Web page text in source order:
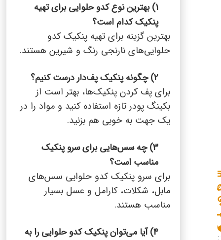
1) بهترین نوع کدو حلوایی برای تهیه
پنکیک کدام است؟
بهترین گزینه برای تهیه پنکیککدو
حلوایی‌های نارنجی رنگ و شیرین هستند.
2) چگونه پنکیک پف‌دار درست کنیم؟
برای پف کردن پنکیک‌ها، بهتر است از
بکینگ پودر تازه استفاده کنید و مواد را در
یک جهت به خوبی هم بزنید.
3) چه سس‌هایی برای سرو پنکیک
مناسب است؟
برای سرو پنکیک کدو حلوایی سس‌های
مابل، شکلات، کارامل و عسل بسیار
مناسب هستند.
4) آیا می‌توان پنکیک کدو حلوایی را به